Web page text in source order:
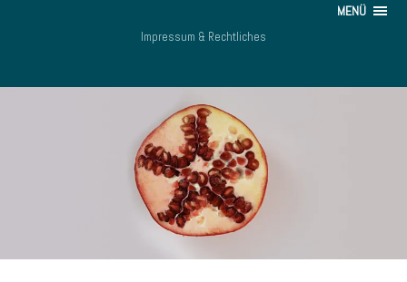
MENÜ
Impressum & Rechtliches